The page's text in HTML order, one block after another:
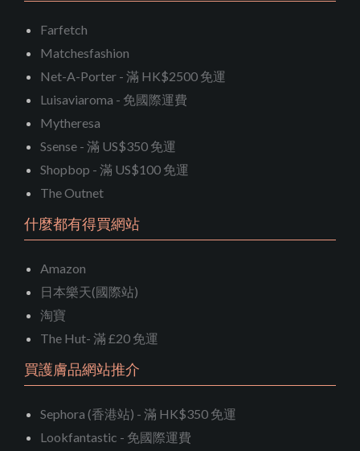
Farfetch
Matchesfashion
Net-A-Porter - 滿 HK$2500 免運
Luisaviaroma - 免國際運費
Mytheresa
Ssense - 滿 US$350 免運
Shopbop - 滿 US$100 免運
The Outnet
什麼都有得買網站
Amazon
日本樂天(國際站)
淘寶
The Hut- 滿 £20 免運
買護膚品網站推介
Sephora (香港站) - 滿 HK$350 免運
Lookfantastic - 免國際運費